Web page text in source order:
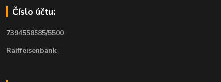
Číslo účtu:
7394558585/5500
Raiffeisenbank